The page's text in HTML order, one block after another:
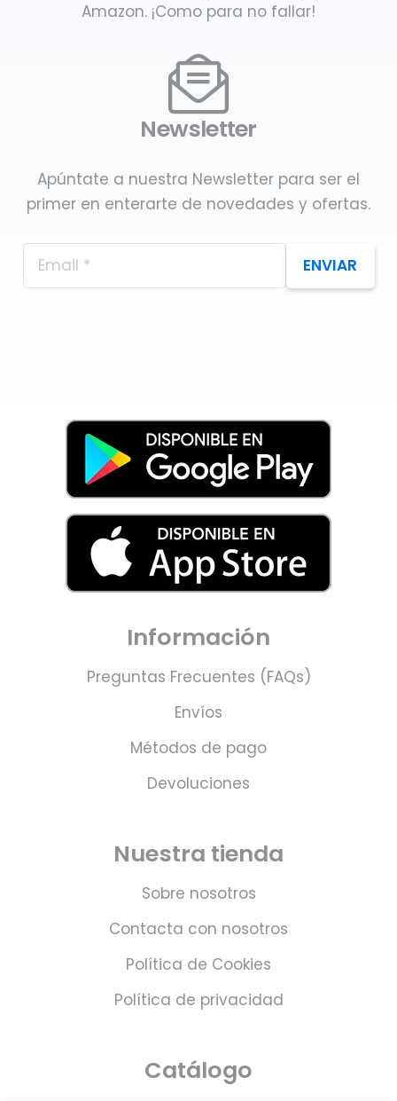
Amazon. ¡Como para no fallar!
Newsletter
Apúntate a nuestra Newsletter para ser el
primer en enterarte de novedades y ofertas.
ENVIAR
Información
Preguntas Frecuentes (FAQs)
Envíos
Métodos de pago
Devoluciones
Nuestra tienda
Sobre nosotros
Contacta con nosotros
Política de Cookies
Política de privacidad
Catálogo